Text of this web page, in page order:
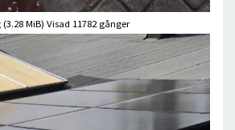
(3.28 MiB) Visad 11782 gånger